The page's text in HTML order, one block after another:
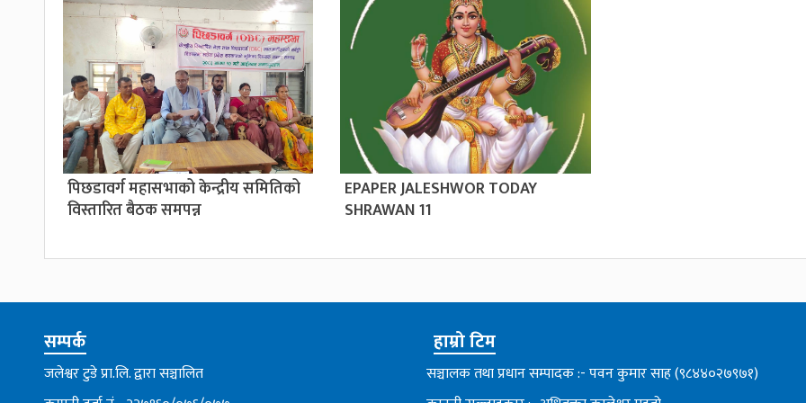
पिछडावर्ग महासभाको केन्द्रीय समितिको
विस्तारित बैठक समपन्न
EPAPER JALESHWOR TODAY
SHRAWAN 11
सम्पर्क
जलेश्वर टुडे प्रा.लि. द्वारा सञ्चालित
हाम्रो टिम
सञ्चालक तथा प्रधान सम्पादक :- पवन कुमार साह (९८४४०२७९७१)